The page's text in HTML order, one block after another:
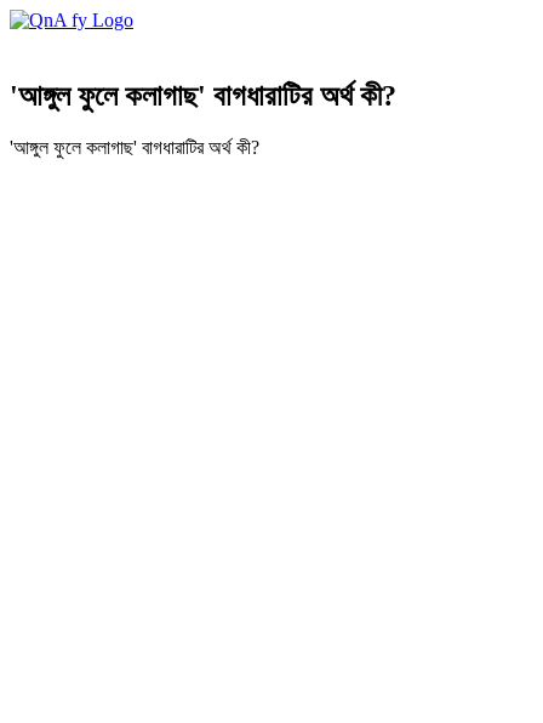
'আঙ্গুল ফুলে কলাগাছ' বাগধারাটির অর্থ কী?
'আঙ্গুল ফুলে কলাগাছ' বাগধারাটির অর্থ কী?